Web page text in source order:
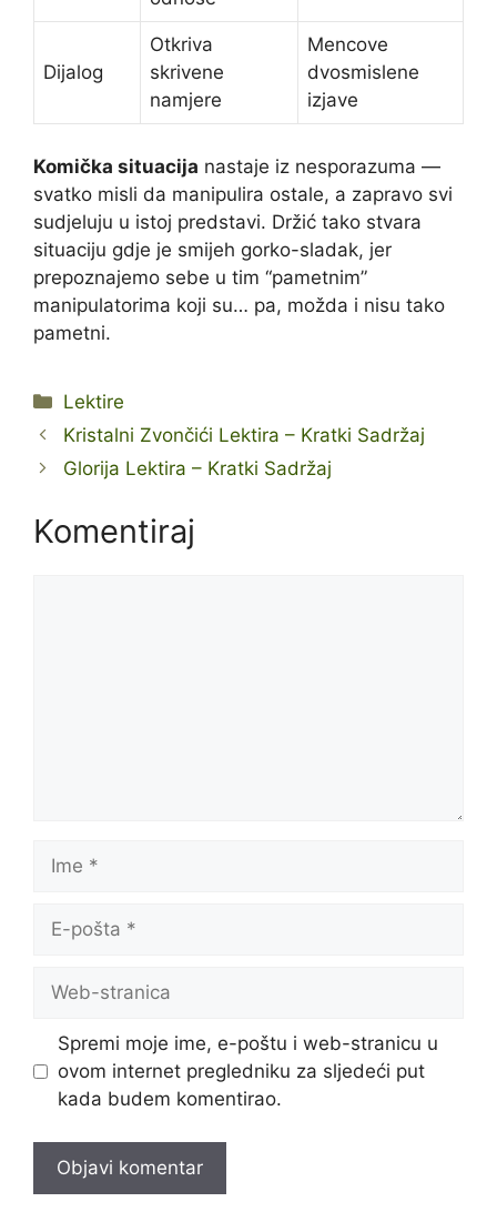
Dijalog
Otkriva
skrivene
namjere
Mencove
dvosmislene
izjave
Komička situacija nastaje iz nesporazuma —
svatko misli da manipulira ostale, a zapravo svi
sudjeluju u istoj predstavi. Držić tako stvara
situaciju gdje je smijeh gorko-sladak, jer
prepoznajemo sebe u tim “pametnim”
manipulatorima koji su… pa, možda i nisu tako
pametni.
Kategorije
Lektire
Kristalni Zvončići Lektira – Kratki Sadržaj
Glorija Lektira – Kratki Sadržaj
Komentiraj
Ime
pošta
Web-
Spremi moje ime, e-poštu i web-stranicu u
ovom internet pregledniku za sljedeći put
kada budem komentirao.